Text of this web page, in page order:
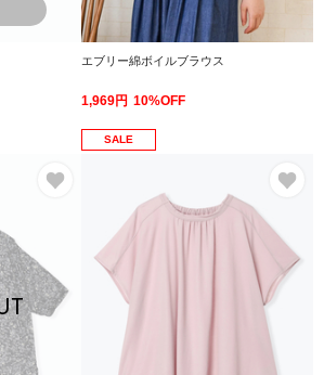
エブリー綿ボイルブラウス
1,969円 10%OFF
SALE